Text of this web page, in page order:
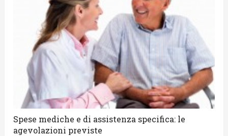
Spese mediche e di assistenza specifica: le
agevolazioni previste